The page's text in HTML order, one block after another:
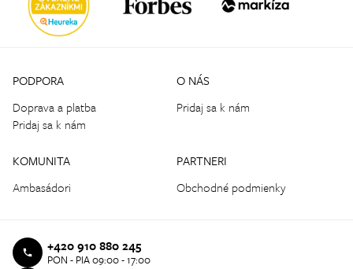
PODPORA
Doprava a platba
Pridaj sa k nám
O NÁS
Pridaj sa k nám
KOMUNITA
Ambasádori
PARTNERI
Obchodné podmienky
+420 910 880 245
PON - PIA 09:00 - 17:00